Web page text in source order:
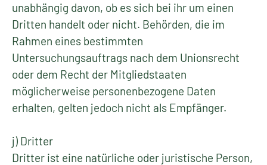
unabhängig davon, ob es sich bei ihr um einen
Dritten handelt oder nicht. Behörden, die im
Rahmen eines bestimmten
Untersuchungsauftrags nach dem Unionsrecht
oder dem Recht der Mitgliedstaaten
möglicherweise personenbezogene Daten
erhalten, gelten jedoch nicht als Empfänger.
j) Dritter
Dritter ist eine natürliche oder juristische Person,